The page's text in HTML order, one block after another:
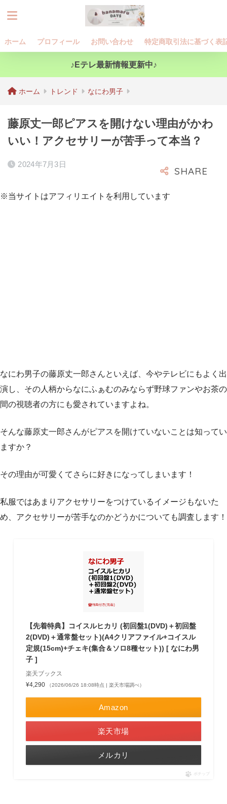
ホーム プロフィール お問い合わせ 特定商取引法に基づく表
♪Eテレ最新情報更新中♪
ホーム トレンド なにわ男子
藤原丈一郎ピアスを開けない理由がかわ
いい！アクセサリーが苦手って本当？
2024年7月3日
※当サイトはアフィリエイトを利用しています
なにわ男子の藤原丈一郎さんといえば、今やテレビにもよく出
演し、その人柄からなにふぁむのみならず野球ファンやお茶の
間の視聴者の方にも愛されていますよね。
そんな藤原丈一郎さんがピアスを開けていないことは知ってい
ますか？
その理由が可愛くてさらに好きになってしまいます！
私服ではあまりアクセサリーをつけているイメージもないた
め、アクセサリーが苦手なのかどうかについても調査します！
【先着特典】コイスルヒカリ (初回盤1(DVD)＋初回盤
2(DVD)＋通常盤セット)(A4クリアファイル+コイスル
定規(15cm)+チェキ(集合＆ソロ8種セット)) [ なにわ男
子 ]
楽天ブックス
¥4,290
（2026/06/26 18:08時点 | 楽天市場調べ）
Amazon
楽天市場
メルカリ
ポチップ